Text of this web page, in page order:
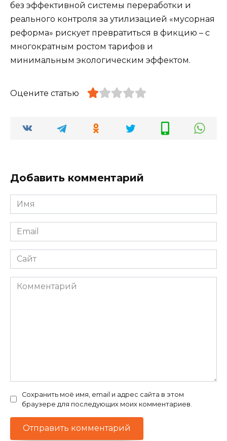
без эффективной системы переработки и
реального контроля за утилизацией «мусорная
реформа» рискует превратиться в фикцию – с
многократным ростом тарифов и
минимальным экологическим эффектом.
Оцените статью
Добавить комментарий
Имя
*
Email
*
Сайт
Комментарий
Сохранить моё имя, email и адрес сайта в этом
браузере для последующих моих комментариев.